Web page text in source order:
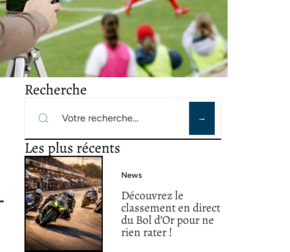
Recherche
Les plus récents
News
Découvrez le
classement en direct
du Bol d’Or pour ne
rien rater !